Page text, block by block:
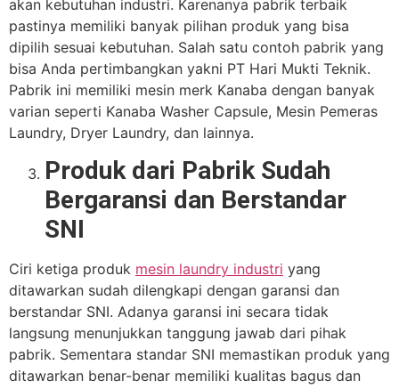
akan kebutuhan industri. Karenanya pabrik terbaik
pastinya memiliki banyak pilihan produk yang bisa
dipilih sesuai kebutuhan. Salah satu contoh pabrik yang
bisa Anda pertimbangkan yakni PT Hari Mukti Teknik.
Pabrik ini memiliki mesin merk Kanaba dengan banyak
varian seperti Kanaba Washer Capsule, Mesin Pemeras
Laundry, Dryer Laundry, dan lainnya.
Produk dari Pabrik Sudah
Bergaransi dan Berstandar
SNI
Ciri ketiga produk mesin laundry industri yang
ditawarkan sudah dilengkapi dengan garansi dan
berstandar SNI. Adanya garansi ini secara tidak
langsung menunjukkan tanggung jawab dari pihak
pabrik. Sementara standar SNI memastikan produk yang
ditawarkan benar-benar memiliki kualitas bagus dan